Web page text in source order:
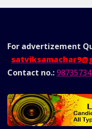
For advertizement
Contact no.: